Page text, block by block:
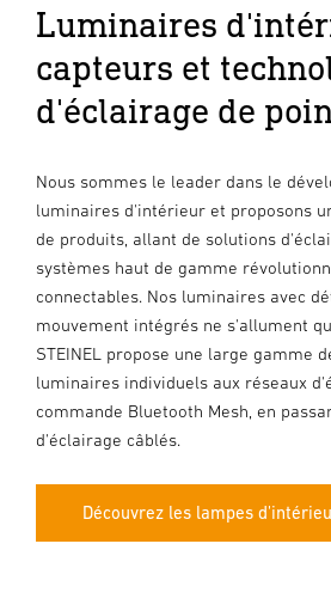
Luminaires
capteurs et
d'éclairage de
Nous sommes le leader dans le
luminaires d'intérieur et proposons
de produits, allant de solutions
systèmes haut de gamme
connectables. Nos luminaires avec
mouvement intégrés ne s'allument
STEINEL propose une large gamme
luminaires individuels aux réseaux
commande Bluetooth Mesh, en
d'éclairage câblés.